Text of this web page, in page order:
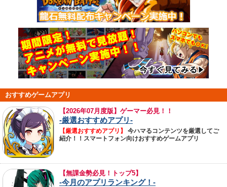
おすすめゲームアプリ
【2026年07月度版】ゲーマー必見！！
-厳選おすすめアプリ-
【厳選おすすめアプリ】
今ハマるコンテンツを厳選してご
紹介！！スマートフォン向けおすすめゲームアプリ
【無課金勢必見！トップ5】
-今月のアプリランキング！-